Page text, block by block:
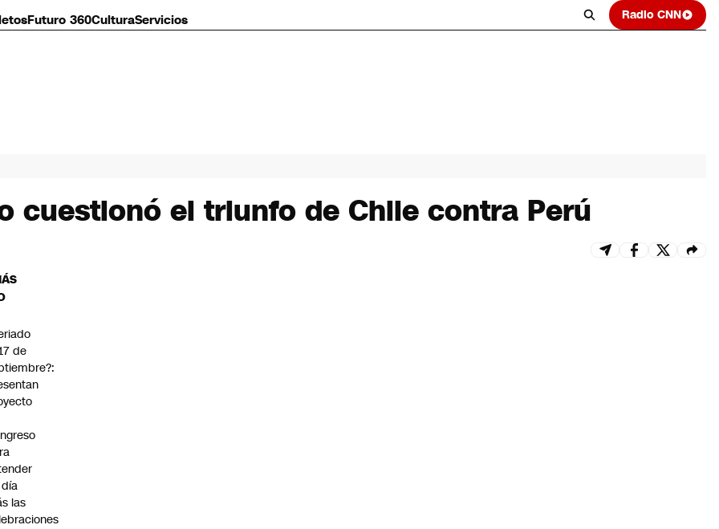
Futuro 360CulturaServicios Radio CNN
cuestionó el triunfo de Chile contra Perú
de
las